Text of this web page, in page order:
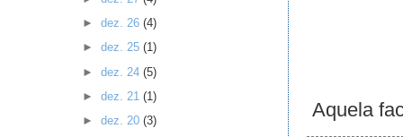
Aquela
► dez. 26 (4)
► dez. 25 (1)
► dez. 24 (5)
► dez. 21 (1)
► dez. 20 (3)